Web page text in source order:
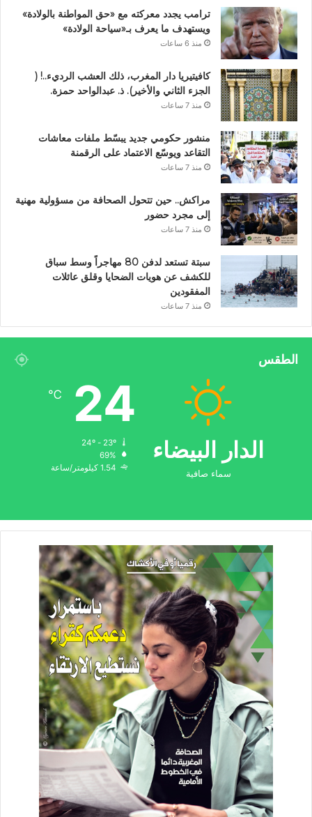
ترامب يجدد معركته مع «حق المواطنة بالولادة»
ويستهدف ما يعرف بـ«سياحة الولادة»
منذ 6 ساعات
كافيتيريا دار المغرب، ذلك العشب الرديء..! (
الجزء الثاني والأخير). ذ. عبدالواحد حمزة.
منذ 7 ساعات
منشور حكومي جديد يبسّط ملفات معاشات
التقاعد ويوسّع الاعتماد على الرقمنة
منذ 7 ساعات
مراكش.. حين تتحول الصحافة من مسؤولية مهنية
إلى مجرد حضور
منذ 7 ساعات
سبتة تستعد لدفن 80 مهاجراً وسط سباق
للكشف عن هويات الضحايا وقلق عائلات
المفقودين
منذ 7 ساعات
الطقس
الدار البيضاء
سماء صافية
24
℃
69%
1.54 كيلومتر/ساعة